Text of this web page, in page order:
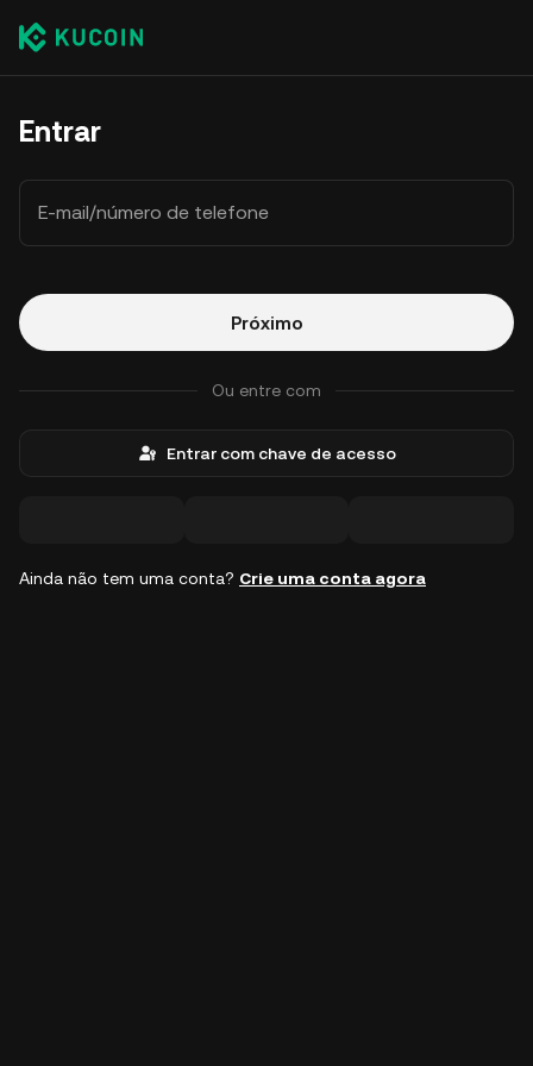
Entrar
E-mail/número de telefone
Próximo
Ou entre com
Entrar com chave de acesso
Ainda não tem uma conta? Crie uma conta agora